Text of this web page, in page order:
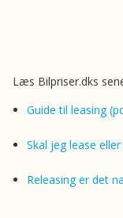
Læs Bilpriser.dks
Guide til leasing
Skal jeg lease
Releasing er det